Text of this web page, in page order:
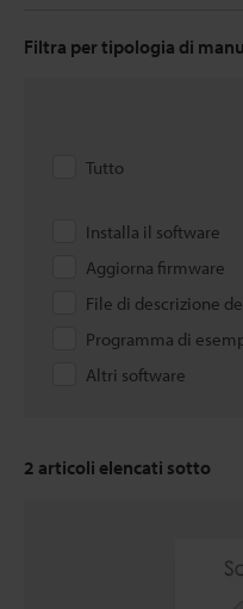
Filtra per tipologia di
Tutto
Installa il software
Aggiorna firmware
File di descrizione
Programma di
Altri software
2 articoli elencati sotto